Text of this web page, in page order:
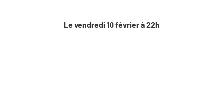
Le vendredi 10 février à 22h